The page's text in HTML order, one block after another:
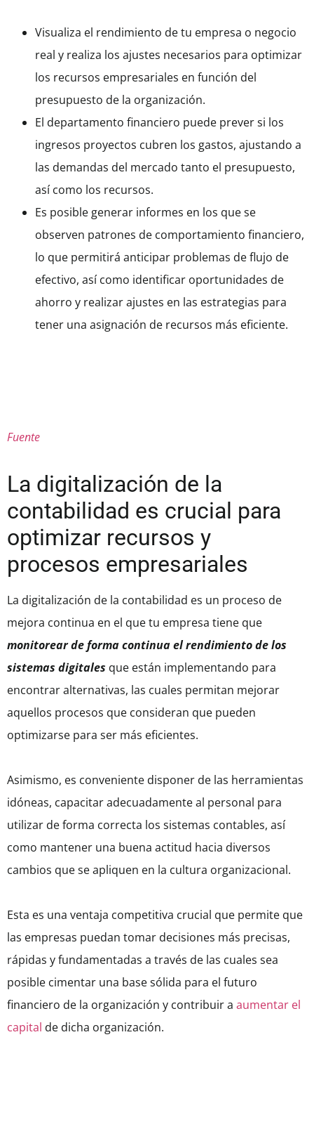
Visualiza el rendimiento de tu empresa o negocio
real y realiza los ajustes necesarios para optimizar
los recursos empresariales en función del
presupuesto de la organización.
El departamento financiero puede prever si los
ingresos proyectos cubren los gastos, ajustando a
las demandas del mercado tanto el presupuesto,
así como los recursos.
Es posible generar informes en los que se
observen patrones de comportamiento financiero,
lo que permitirá anticipar problemas de flujo de
efectivo, así como identificar oportunidades de
ahorro y realizar ajustes en las estrategias para
tener una asignación de recursos más eficiente.
Fuente
La digitalización de la
contabilidad es crucial para
optimizar recursos y
procesos empresariales
La digitalización de la contabilidad es un proceso de
mejora continua en el que tu empresa tiene que
monitorear de forma continua el rendimiento de los
sistemas digitales que están implementando para
encontrar alternativas, las cuales permitan mejorar
aquellos procesos que consideran que pueden
optimizarse para ser más eficientes.
Asimismo, es conveniente disponer de las herramientas
idóneas, capacitar adecuadamente al personal para
utilizar de forma correcta los sistemas contables, así
como mantener una buena actitud hacia diversos
cambios que se apliquen en la cultura organizacional.
Esta es una ventaja competitiva crucial que permite que
las empresas puedan tomar decisiones más precisas,
rápidas y fundamentadas a través de las cuales sea
posible cimentar una base sólida para el futuro
financiero de la organización y contribuir a aumentar el
capital de dicha organización.